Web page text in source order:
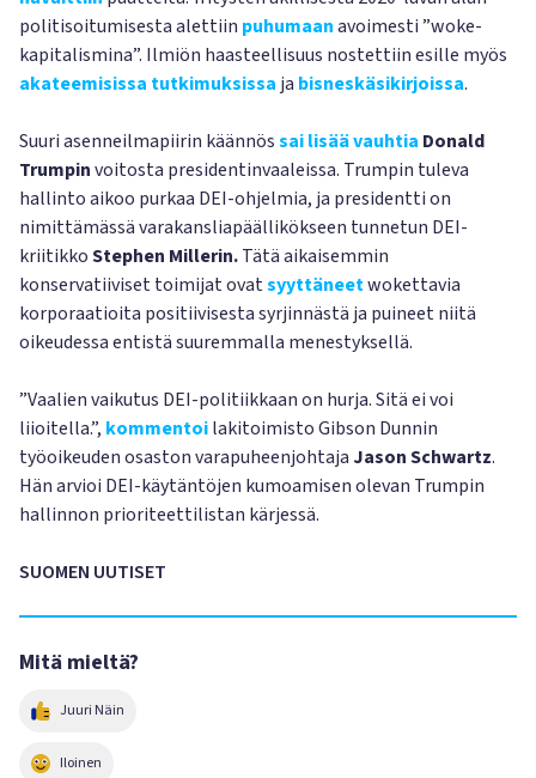
politisoitumisesta alettiin puhumaanavoimesti ”woke-
kapitalismina”. Ilmiön haasteellisuus nostettiin esille myös
akateemisissa tutkimuksissa ja bisneskäsikirjoissa.
Suuri asenneilmapiirin käännössai lisää vauhtia Donald
Trumpinvoitosta presidentinvaaleissa. Trumpin tuleva
hallinto aikoo purkaa DEI-ohjelmia, ja presidentti on
nimittämässä varakansliapäällikökseen tunnetun DEI-
kriitikkoStephen Millerin.Tätä aikaisemmin
konservatiiviset toimijat ovatsyyttäneetwokettavia
korporaatioita positiivisesta syrjinnästä ja puineet niitä
oikeudessa entistä suuremmalla menestyksellä.
”Vaalien vaikutus DEI-politiikkaan on hurja. Sitä ei voi
liioitella.”, kommentoilakitoimisto Gibson Dunnin
työoikeuden osaston varapuheenjohtaja Jason Schwartz.
Hän arvioi DEI-käytäntöjen kumoamisen olevan Trumpin
hallinnon prioriteettilistan kärjessä.
SUOMEN UUTISET
Mitä mieltä?
Juuri Näin
Iloinen